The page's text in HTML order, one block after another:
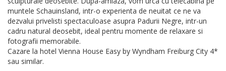
muntele Schauinsland, intr-o experienta de neuitat ce ne va
dezvalui privelisti spectaculoase asupra Padurii Negre, intr-un
cadru natural deosebit, ideal pentru momente de relaxare si
fotografii memorabile.
Cazare la hotel Vienna House Easy by Wyndham Freiburg City 4*
sau similar.